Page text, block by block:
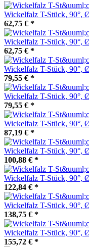
Wickelfalz T-Stück, 90°,
62,75 € *
Wickelfalz T-Stück, 90°,
62,75 € *
Wickelfalz T-Stück, 90°,
79,55 € *
Wickelfalz T-Stück, 90°,
79,55 € *
Wickelfalz T-Stück, 90°,
87,19 € *
Wickelfalz T-Stück, 90°,
100,88 € *
Wickelfalz T-Stück, 90°,
122,84 € *
Wickelfalz T-Stück, 90°,
138,75 € *
Wickelfalz T-Stück, 90°,
155,72 € *